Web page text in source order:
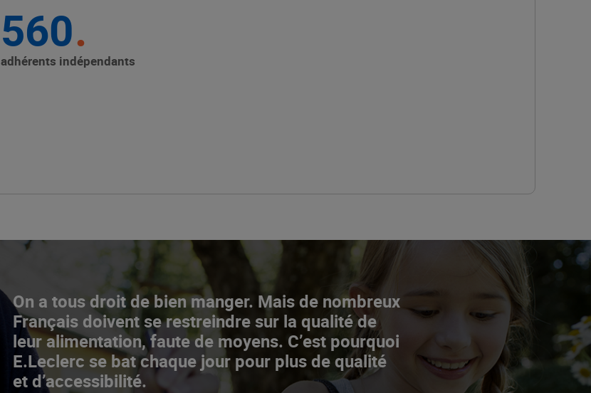
producteurs avec les
L’ascenceur social
fonctionne chez E.Leclerc !
NOTRE MODÈLE
560
adhérents indépendants
On a tous droit de bien manger. Mais de nombreux
Français doivent se restreindre sur la qualité de
leur alimentation, faute de moyens. C’est pourquoi
E.Leclerc se bat chaque jour pour plus de qualité
et d’accessibilité.